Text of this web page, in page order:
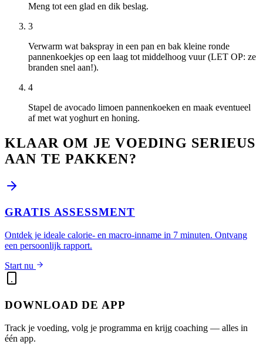
Meng tot een glad en dik beslag.
3
Verwarm wat bakspray in een pan en bak kleine ronde
pannenkoekjes op een laag tot middelhoog vuur (LET OP: ze
branden snel aan!).
4
Stapel de avocado limoen pannenkoeken en maak eventueel
af met wat yoghurt en honing.
KLAAR OM JE VOEDING SERIEUS
AAN TE PAKKEN?
GRATIS ASSESSMENT
Ontdek je ideale calorie- en macro-inname in 7 minuten. Ontvang
een persoonlijk rapport.
Start nu
DOWNLOAD DE APP
Track je voeding, volg je programma en krijg coaching — alles in
één app.